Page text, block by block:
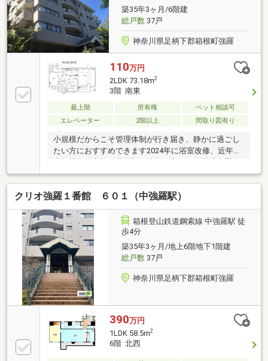
築35年3ヶ月/6階建
総戸数37戸
神奈川県足柄下郡箱根町強羅
110万円
2LDK 73.18m2
3階 南東
最上階 所有権
ペット相談可
エレベーター
2階以上 間取り図有り
小規模だからこそ管理体制が行き届き、静かに過ごし
たい方におすすめできます2024年に浴室改修、近年の
がら大通りに面さない落ち着いた立地で、ペット可
（制限あり）なのも家族利用に嬉しいポイントです■
内見について内見、室内写真に関しましては、0120-
104-176までご連絡下さい。※内見申込書の提出と身分
証の提示が必要です。■交通箱根登山鉄道ケーブルカ
ー「中強羅駅」徒歩約4分■設備等管理人常駐、エレベ
ーター、駐車場(屋外8台、屋内2台 ※無料)、温泉大浴
場、ラウンジインターネット(光回線、戸別契約)
クリオ強羅１番館 ６０１（中強羅駅）
箱根登山鉄道鋼索線 中強羅駅 徒
歩4分
築35年3ヶ月/地上6階地下1階建
総戸数37戸
神奈川県足柄下郡箱根町強羅
390万円
1LDK 58.5m2
6階 北西